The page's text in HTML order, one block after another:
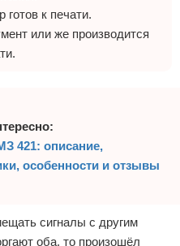
готов к печати.
или же производится
421: описание,
особенности и отзывы
сигналы с другим
оба, то произошёл